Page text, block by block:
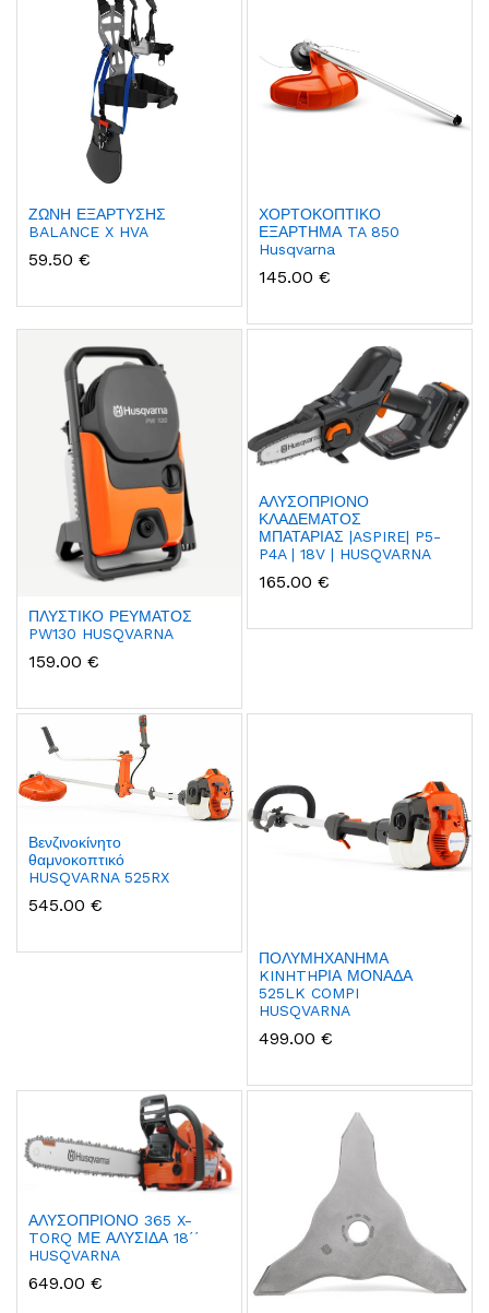
ΖΩΝΗ ΕΞΑΡΤΥΣΗΣ
BALANCE X HVA
59.50 €
ΧΟΡΤΟΚΟΠΤΙΚΟ
ΕΞΑΡΤΗΜΑ TA 850
Husqvarna
145.00 €
ΠΛΥΣΤΙΚΟ ΡΕΥΜΑΤΟΣ
PW130 HUSQVARNA
159.00 €
ΑΛΥΣΟΠΡΙΟΝΟ
ΚΛΑΔΕΜΑΤΟΣ
ΜΠΑΤΑΡΙΑΣ |ASPIRE| P5-
P4A | 18V | HUSQVARNA
165.00 €
Βενζινοκίνητο
θαμνοκοπτικό
HUSQVARNA 525RX
545.00 €
ΠΟΛΥΜΗΧΑΝΗΜΑ
KINHTHΡΙΑ ΜΟΝΑΔΑ
525LK COMPI
HUSQVARNA
499.00 €
ΑΛΥΣΟΠΡΙΟΝΟ 365 X-
TORQ ΜΕ ΑΛΥΣΙΔΑ 18΄΄
HUSQVARNA
649.00 €